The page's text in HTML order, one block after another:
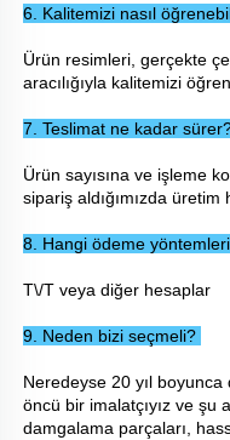
6. Kalitemizi nasıl
Ürün resimleri, gerçekte
aracılığıyla kalitemizi
7. Teslimat ne kadar
Ürün sayısına ve işleme
sipariş aldığımızda üretim
8. Hangi ödeme
T\/T veya diğer hesaplar
9. Neden bizi seçmeli?
Neredeyse 20 yıl boyunca
öncü bir imalatçıyız ve şu
damgalama parçaları,